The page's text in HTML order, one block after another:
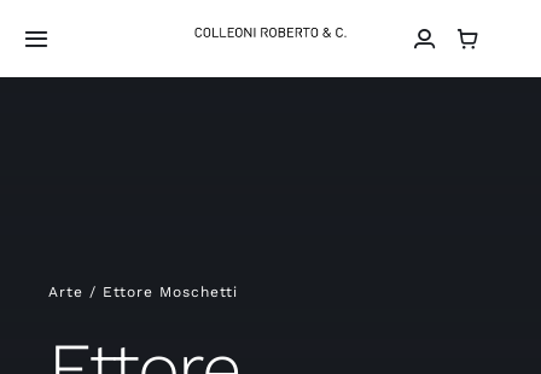
contenuto
Toggle
Navigation
Arte / Ettore Moschetti